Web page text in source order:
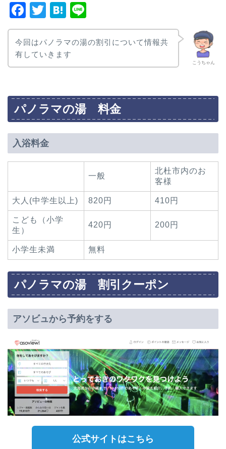
F
a
c
e
o
k
T
wi
tt
er
H
at
e
n
n
e
こうちゃん
今回はパノラマの湯の割引について情報共
有していきます
パノラマの湯 料金
入浴料金
一般
北杜市内のお
客様
大人(中学生以上) 820円 410円
こども（小学
生）
420円 200円
小学生未満 無料
パノラマの湯 割引クーポン
アソビュから予約をする
公式サイトはこちら